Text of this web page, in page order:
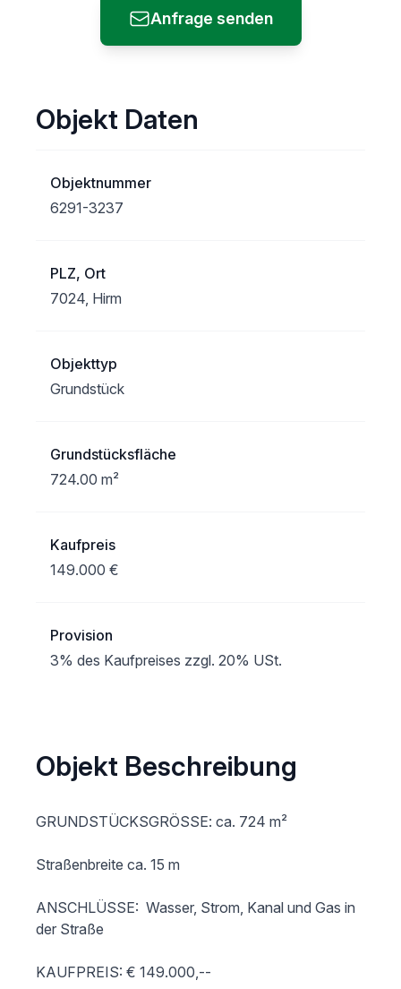
Anfrage senden
Objekt Daten
Objektnummer
6291-3237
PLZ, Ort
7024, Hirm
Objekttyp
Grundstück
Grundstücksfläche
724.00 m²
Kaufpreis
149.000 €
Provision
3% des Kaufpreises zzgl. 20% USt.
Objekt Beschreibung
GRUNDSTÜCKSGRÖSSE: ca. 724 m²
Straßenbreite ca. 15 m
ANSCHLÜSSE:  Wasser, Strom, Kanal und Gas in
der Straße
KAUFPREIS: € 149.000,--